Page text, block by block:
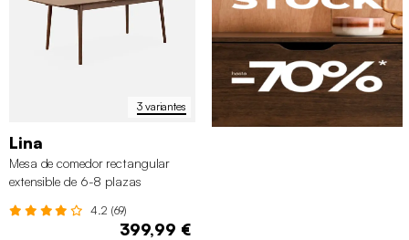
3 variantes
Lina
Mesa de comedor rectangular
extensible de 6-8 plazas
4.2 (69)
399,99 €